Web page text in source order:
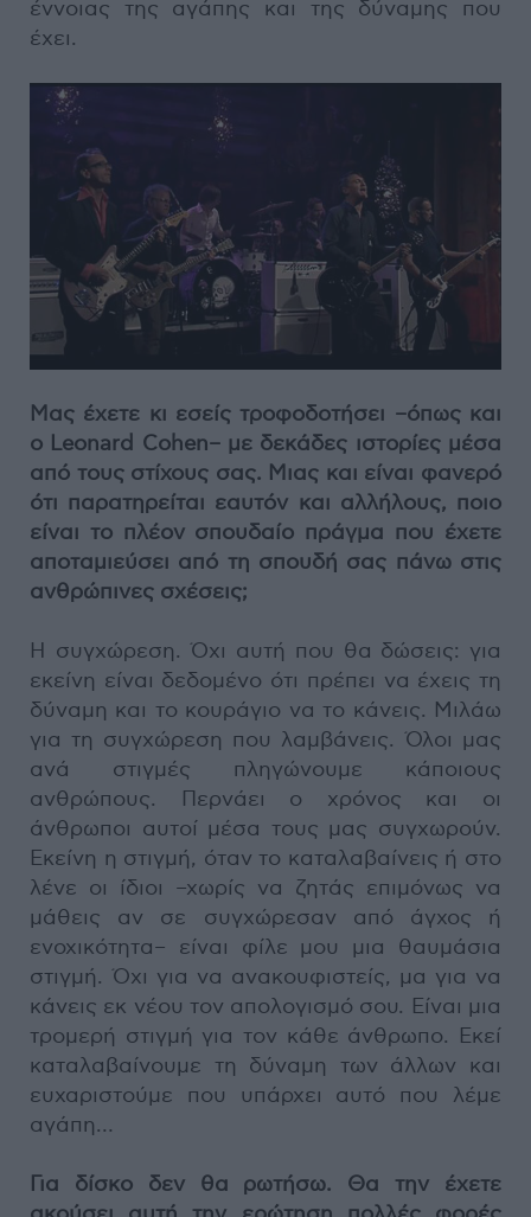
έννοιας της αγάπης και της δύναμης που
έχει.
Μας έχετε κι εσείς τροφοδοτήσει –όπως και
ο Leonard Cohen– με δεκάδες ιστορίες μέσα
από τους στίχους σας. Μιας και είναι φανερό
ότι παρατηρείται εαυτόν και αλλήλους, ποιο
είναι το πλέον σπουδαίο πράγμα που έχετε
αποταμιεύσει από τη σπουδή σας πάνω στις
ανθρώπινες σχέσεις;
Η συγχώρεση. Όχι αυτή που θα δώσεις: για
εκείνη είναι δεδομένο ότι πρέπει να έχεις τη
δύναμη και το κουράγιο να το κάνεις. Μιλάω
για τη συγχώρεση που λαμβάνεις. Όλοι μας
ανά στιγμές πληγώνουμε κάποιους
ανθρώπους. Περνάει ο χρόνος και οι
άνθρωποι αυτοί μέσα τους μας συγχωρούν.
Εκείνη η στιγμή, όταν το καταλαβαίνεις ή στο
λένε οι ίδιοι –χωρίς να ζητάς επιμόνως να
μάθεις αν σε συγχώρεσαν από άγχος ή
ενοχικότητα– είναι φίλε μου μια θαυμάσια
στιγμή. Όχι για να ανακουφιστείς, μα για να
κάνεις εκ νέου τον απολογισμό σου. Είναι μια
τρομερή στιγμή για τον κάθε άνθρωπο. Εκεί
καταλαβαίνουμε τη δύναμη των άλλων και
ευχαριστούμε που υπάρχει αυτό που λέμε
αγάπη…
Για δίσκο δεν θα ρωτήσω. Θα την έχετε